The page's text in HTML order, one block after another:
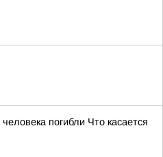
погибли Что касается